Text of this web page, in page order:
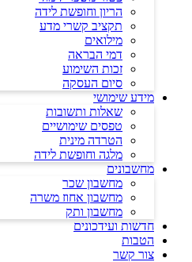
הריון וחופשת לידה
תקציב קשרי מדע
מילואים
דמי הבראה
זכות השימוע
סיום העסקה
מידע שימושי
שאלות ותשובות
טפסים שימושיים
הטרדה מינית
מלגה וחופשת לידה
מחשבונים
מחשבון שכר
מחשבון אחוז משרה
מחשבון ותק
חדשות ועידכונים
הטבות
צור קשר